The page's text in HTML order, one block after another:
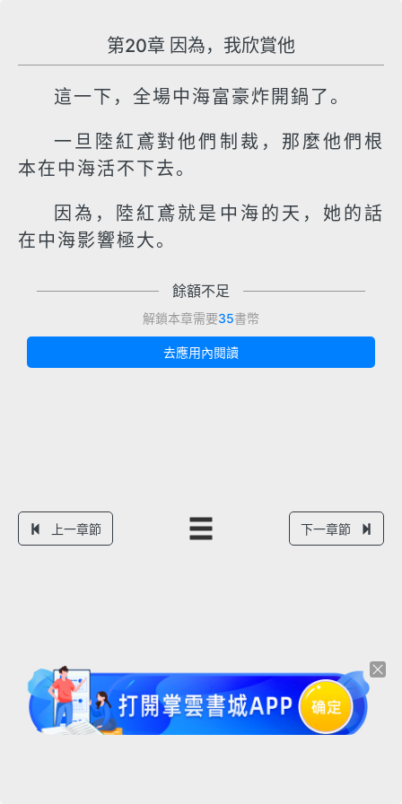
第20章 因為，我欣賞他
這一下，全場中海富豪炸開鍋了。
一旦陸紅鳶對他們制裁，那麼他們根
本在中海活不下去。
因為，陸紅鳶就是中海的天，她的話
在中海影響極大。
餘額不足
解鎖本章需要35書幣
去應用內閱讀
上一章節 下一章節